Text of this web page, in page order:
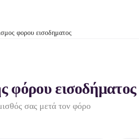
φορου εισοδηματος
φόρου
σας μετά τον φόρο